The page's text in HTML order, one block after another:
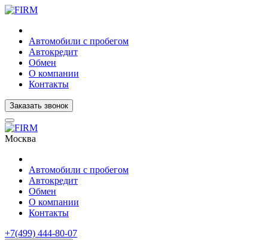
Автомобили с пробегом
Автокредит
Обмен
О компании
Контакты
Заказать звонок
Москва
Автомобили с пробегом
Автокредит
Обмен
О компании
Контакты
+7(499) 444-80-07